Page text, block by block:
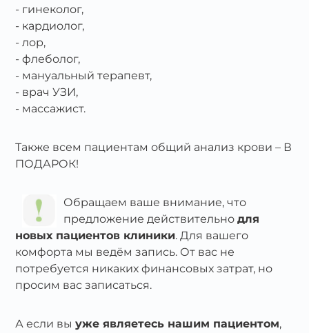
гинеколог,
кардиолог,
лор,
флеболог,
мануальный терапевт,
врач УЗИ,
массажист.
Также всем пациентам общий анализ крови – В
ПОДАРОК!
Обращаем ваше внимание, что
предложение действительнодля
новых пациентов клиники. Для вашего
комфорта мы ведём запись. От вас не
потребуется никаких финансовых затрат, но
просим вас записаться.
А если выуже являетесь нашим пациентом,